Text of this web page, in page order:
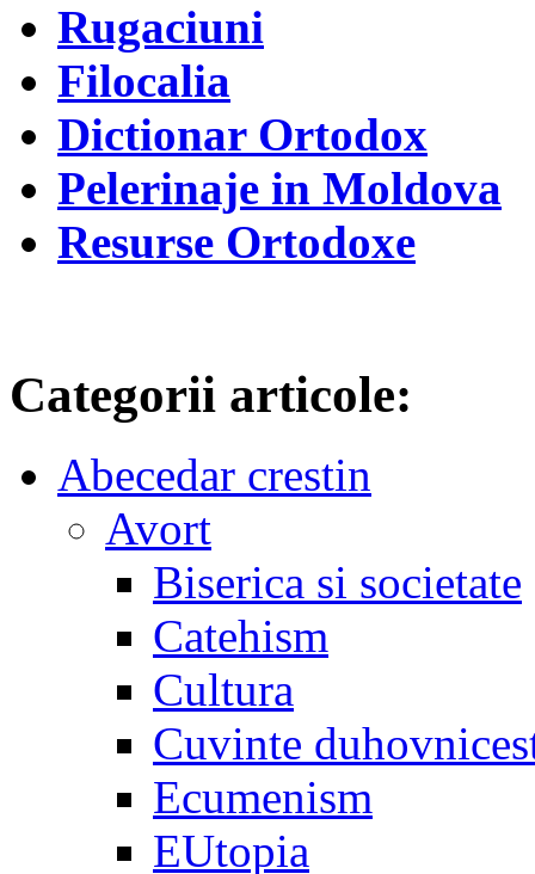
Rugaciuni
Filocalia
Dictionar Ortodox
Pelerinaje in Moldova
Resurse Ortodoxe
Categorii articole:
Abecedar crestin
Avort
Biserica si societate
Catehism
Cultura
Cuvinte
Ecumenism
EUtopia